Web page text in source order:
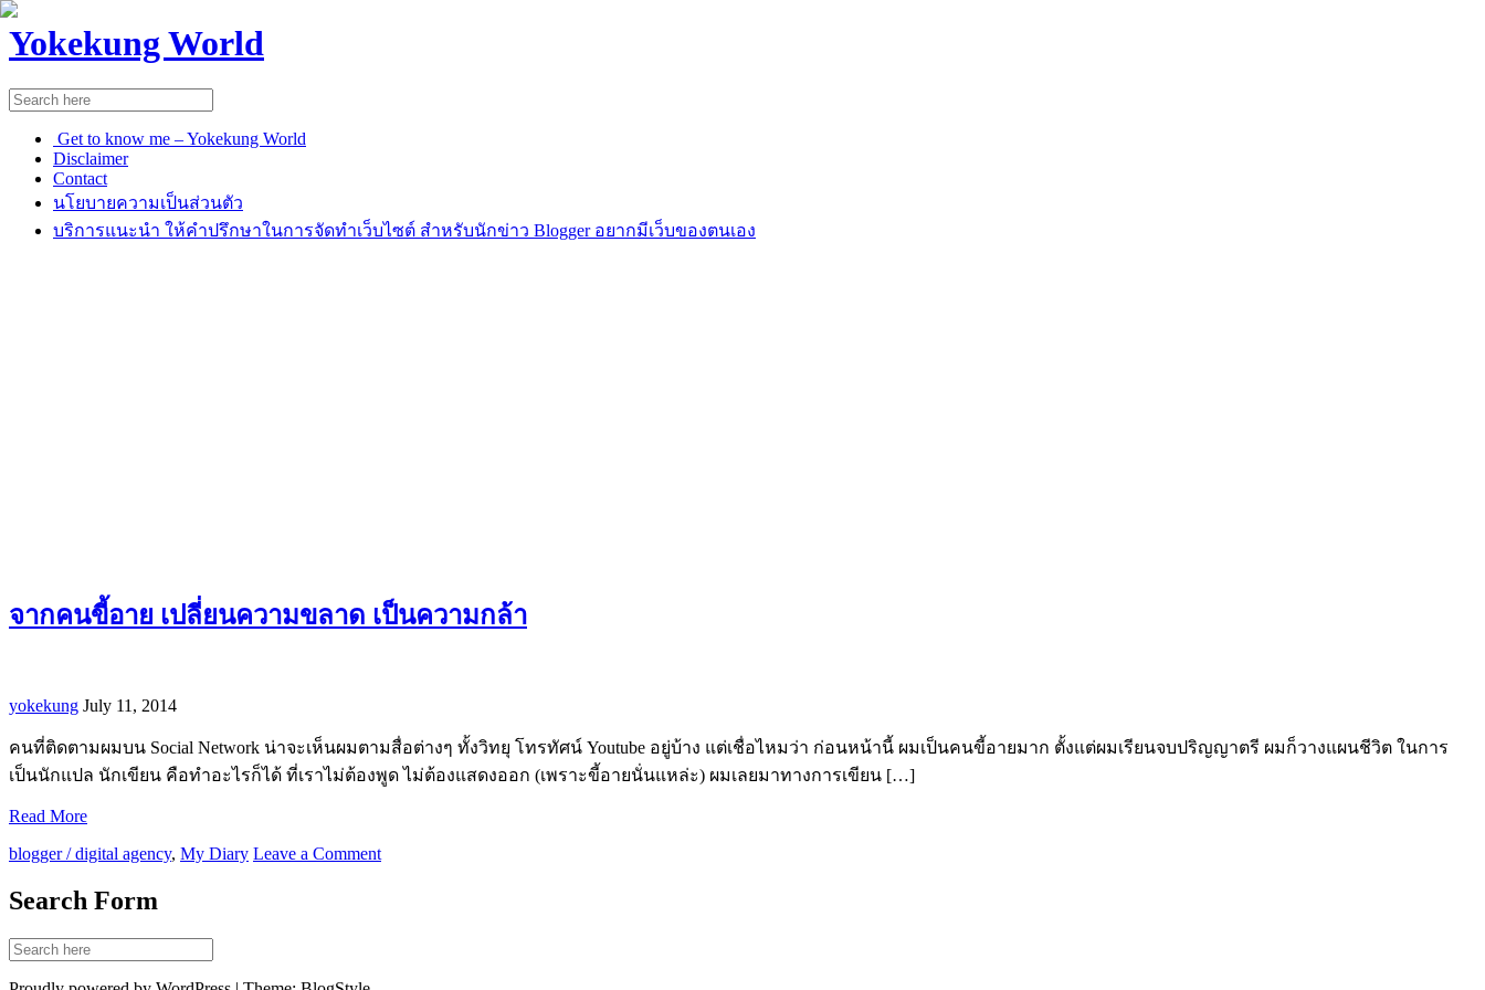
Yokekung World
Get to know me – Yokekung World
Disclaimer
Contact
นโยบายความเป็นส่วนตัว
บริการแนะนำ ให้คำปรึกษาในการจัดทำเว็บไซต์ สำหรับนักข่าว Blogger อยากมีเว็บของตนเอง
จากคนขี้อาย เปลี่ยนความขลาด เป็นความกล้า
yokekung July 11, 2014
คนที่ติดตามผมบน Social Network น่าจะเห็นผมตามสื่อต่างๆ ทั้งวิทยุ โทรทัศน์ Youtube อยู่บ้าง แต่เชื่อไหมว่า ก่อนหน้านี้ ผมเป็นคนขี้อายมาก ตั้งแต่ผมเรียนจบปริญญาตรี ผมก็วางแผนชีวิต ในการ
เป็นนักแปล นักเขียน คือทำอะไรก็ได้ ที่เราไม่ต้องพูด ไม่ต้องแสดงออก (เพราะขี้อายนั่นแหล่ะ) ผมเลยมาทางการเขียน […]
Read More
blogger / digital agency, My Diary Leave a Comment
Search Form